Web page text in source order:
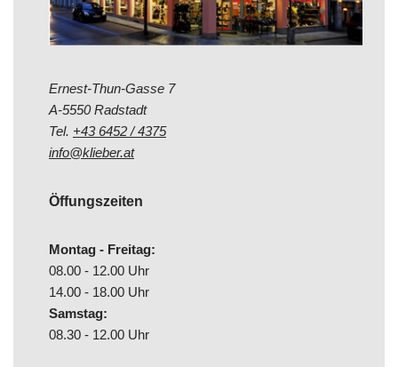
Ernest-Thun-Gasse 7
A-5550 Radstadt
Tel. +43 6452 / 4375
info@klieber.at
Öffungszeiten
Montag - Freitag:
08.00 - 12.00 Uhr
14.00 - 18.00 Uhr
Samstag:
08.30 - 12.00 Uhr